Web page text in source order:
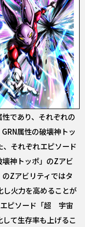
性であり、それぞれの
属性の破壊神トッ
それぞれエピソード
神トッポ」のZアビ
Zアビリティではタ
し火力を高めることが
エピソード「超 宇宙
て生存率も上げるこ